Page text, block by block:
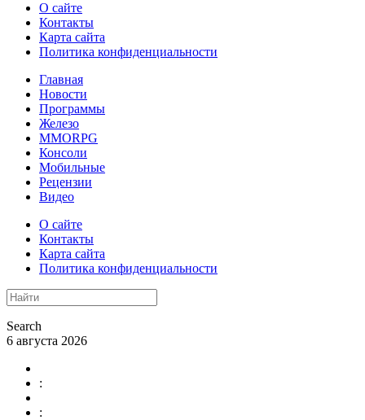
О сайте
Контакты
Карта сайта
Политика конфиденциальности
Главная
Новости
Программы
Железо
MMORPG
Консоли
Мобильные
Рецензии
Видео
О сайте
Контакты
Карта сайта
Политика конфиденциальности
Search
6 августа 2026
:
: